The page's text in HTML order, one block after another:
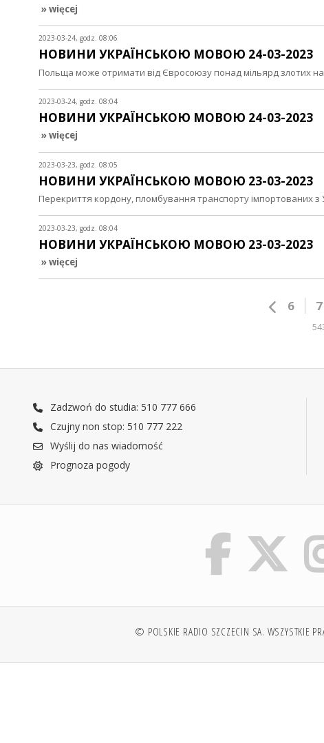
» więcej
2023-03-24, godz. 08:06
НОВИНИ УКРАЇНСЬКОЮ МОВОЮ 24-03-2023
Польща може отримати від Євросоюзу понад мільярд злотих
2023-03-24, godz. 08:04
НОВИНИ УКРАЇНСЬКОЮ МОВОЮ 24-03-2023
» więcej
2023-03-23, godz. 08:05
НОВИНИ УКРАЇНСЬКОЮ МОВОЮ 23-03-2023
Перекриття кордону, пломбування транспорту імпортованих з
2023-03-23, godz. 08:04
НОВИНИ УКРАЇНСЬКОЮ МОВОЮ 23-03-2023
» więcej
6 7
Zadzwoń do studia: 510 777 666
Czujny non stop: 510 777 222
Wyślij do nas wiadomość
Prognoza pogody
© POLSKIE RADIO SZCZECIN SA. WSZYSTKIE